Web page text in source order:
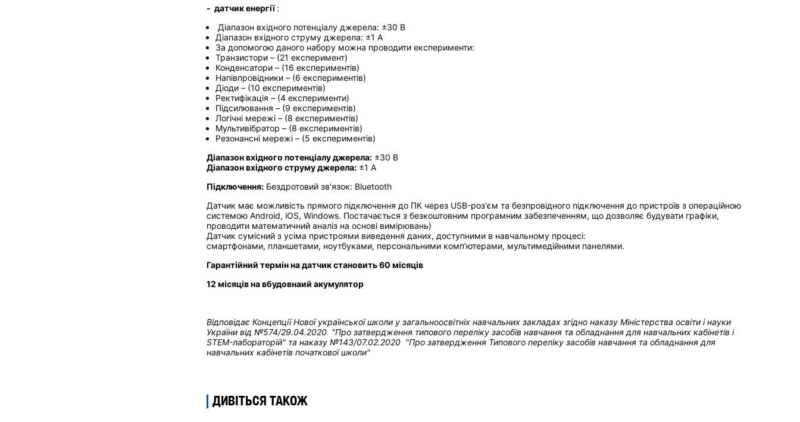
- датчик енергії:
Діапазон вхідного потенціалу джерела: ±30 В
Діапазон вхідного струму джерела: ±1 А
За допомогою даного набору можна проводити експерименти:
Транзистори – (21 експеримент)
Конденсатори – (16 експериментів)
Напівпровідники – (6 експериментів)
Діоди – (10 експериментів)
Ректифікація – (4 експерименти)
Підсилювання – (9 експериментів)
Логічні мережі – (8 експериментів)
Мультивібратор – (8 експериментів)
Резонансні мережі – (5 експериментів)
Діапазон вхідного потенціалу джерела: ±30 В
Діапазон вхідного струму джерела: ±1 А
Підключення: Бездротовий зв'язок: Bluetooth
Датчик має можливість прямого підключення до ПК через USB-роз‘єм та безпровідного підключення до пристроїв з операційною
системою Android, iOS, Windows. Постачається з безкоштовним програмним забезпеченням, що дозволяє будувати графіки,
проводити математичний аналіз на основі вимірювань)
Датчик сумісний з усіма пристроями виведення даних, доступними в навчальному процесі:
смартфонами, планшетами, ноутбуками, персональними комп’ютерами, мультимедійними панелями.
Гарантійний термін на датчик становить 60 місяців
12 місяців на вбудовнаий акумулятор
Відповідає Концепції Нової української школи у загальноосвітніх навчальних закладах згідно наказу Міністерства освіти і науки
України від №574/29.04.2020 "Про затвердження типового переліку засобів навчання та обладнання для навчальних кабінетів і
STEM-лабораторій" та наказу №143/07.02.2020 "Про затвердження Типового переліку засобів навчання та обладнання для
навчальних кабінетів початкової школи"
ДИВІТЬСЯ ТАКОЖ